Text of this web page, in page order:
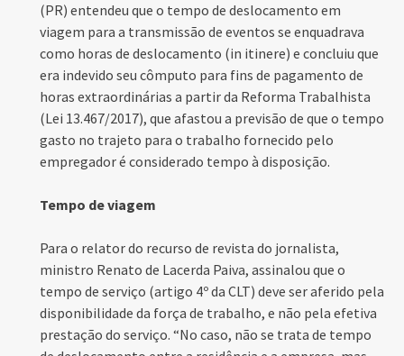
(PR) entendeu que o tempo de deslocamento em
viagem para a transmissão de eventos se enquadrava
como horas de deslocamento (in itinere) e concluiu que
era indevido seu cômputo para fins de pagamento de
horas extraordinárias a partir da Reforma Trabalhista
(Lei 13.467/2017), que afastou a previsão de que o tempo
gasto no trajeto para o trabalho fornecido pelo
empregador é considerado tempo à disposição.
Tempo de viagem
Para o relator do recurso de revista do jornalista,
ministro Renato de Lacerda Paiva, assinalou que o
tempo de serviço (artigo 4º da CLT) deve ser aferido pela
disponibilidade da força de trabalho, e não pela efetiva
prestação do serviço. “No caso, não se trata de tempo